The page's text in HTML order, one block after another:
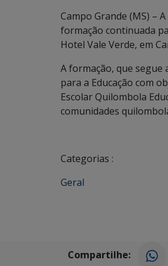
Campo Grande (MS) –
formação continuada
Hotel Vale Verde, em
A formação, que segue
para a Educação com
Escolar Quilombola
comunidades
Categorias :
Geral
Compartilhe: